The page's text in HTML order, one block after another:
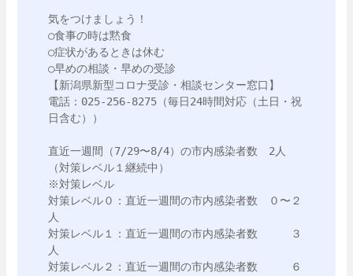
気をつけましょう！
○食事の時は黙食
○症状があるときは休む
○早めの相談・早めの受診
【新潟県新型コロナ受診・相談センター窓口】
電話：025-256-8275（毎日24時間対応（土日・祝
日含む））
直近一週間（7/29〜8/4）の市内感染者数　2人
（対策レベル１継続中）
※対策レベル
対策レベル０：直近一週間の市内感染者数　０〜２
人
対策レベル１：直近一週間の市内感染者数　　　３
人
対策レベル２：直近一週間の市内感染者数　　　６